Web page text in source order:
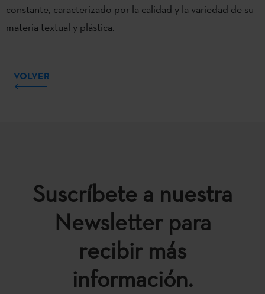
constante, caracterizado por la calidad y la variedad de su
materia textual y plástica.
VOLVER
Suscríbete a nuestra
Newsletter para
recibir más
información.